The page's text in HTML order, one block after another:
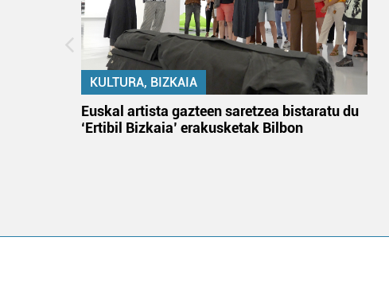
KULTURA, BIZKAIA
Euskal artista gazteen saretzea bistaratu du
‘Ertibil Bizkaia’ erakusketak Bilbon